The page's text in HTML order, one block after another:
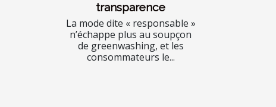
transparence
La mode dite « responsable »
n’échappe plus au soupçon
de greenwashing, et les
consommateurs le...